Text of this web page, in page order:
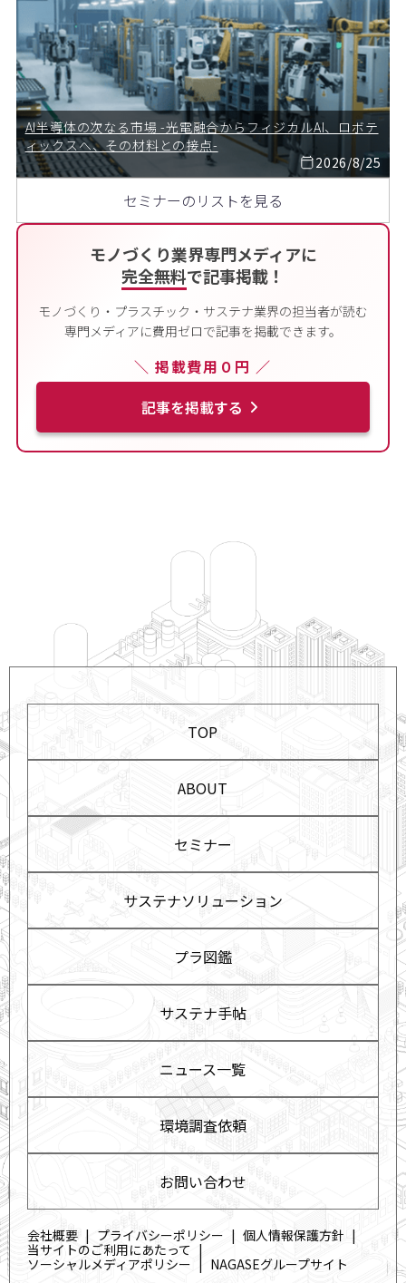
モノづくり業界専門メディアに
完全無料で記事掲載！
モノづくり・プラスチック・サステナ業界の担当者が読む
専門メディアに費用ゼロで記事を掲載できます。
＼ 掲載費用０円 ／
記事を掲載する
AI半導体の次なる市場 -光電融合からフィジカルAI、ロボテ
ィックスへ、その材料との接点-
2026/8/25
セミナーのリストを見る
TOP
ABOUT
セミナー
サステナソリューション
プラ図鑑
サステナ手帖
ニュース一覧
環境調査依頼
お問い合わせ
会社概要 プライバシーポリシー
個人情報保護方針
当サイトのご利用にあたって
ソーシャルメディアポリシー
NAGASEグループサイト